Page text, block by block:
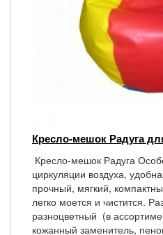
Кресло-мешок Радуга
Кресло-мешок Радуга
циркуляции воздуха,
прочный, мягкий,
легко моется и чистится.
разноцветный (в
кожанный заменитель,